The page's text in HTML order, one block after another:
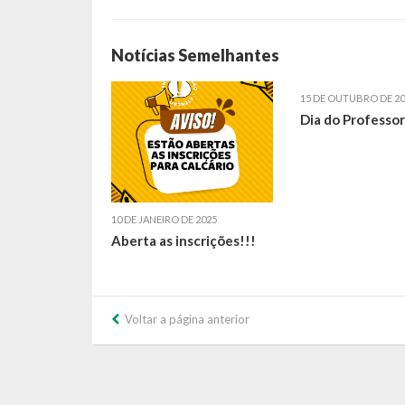
Notícias Semelhantes
10 DE JANEIRO DE 2025
Aberta as inscrições!!!
15 DE OUTUBRO DE
Dia do Professor
Voltar a página anterior